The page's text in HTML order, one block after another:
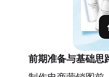
前期准备与基础思